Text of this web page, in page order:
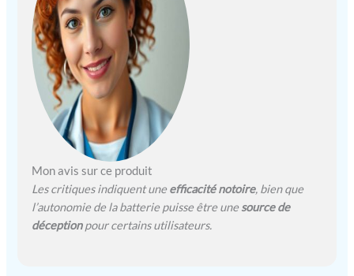
quand. Technique de
massothérapie : doté
d'une thérapie par
percussion, ce pistolet
de massage offre un
soulagement rapide et
efficace de la douleur
et de la tension,
design compact et
léger du Mini 3.0 le
rend facile à manipuler
Mon avis sur ce produit
Les critiques indiquent une efficacité notoire, bien que
l’autonomie de la batterie puisse être une source de
déceptionpour certains utilisateurs.